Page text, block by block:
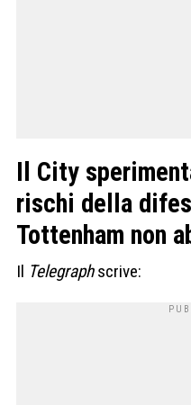
Il City
rischi della
Tottenham non
Il Telegraphscrive: